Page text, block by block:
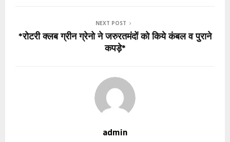
NEXT POST
*रोटरी क्लब ग्रीन ग्रेनो ने जरुरतमंदों को किये कंबल व पुराने
कपड़े*
admin